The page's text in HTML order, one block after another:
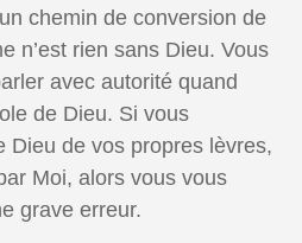
chemin de conversion de
n’est rien sans Dieu. Vous
avec autorité quand
de Dieu. Si vous
Dieu de vos propres lèvres,
Moi, alors vous vous
grave erreur.